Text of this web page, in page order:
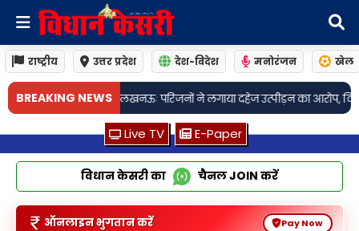
राष्ट्रीय उत्तर प्रदेश देश-विदेश मनोरंजन खेल
BREAKING NEWS
दहेज उत्पीड़न का आरोप, विवाहिता की संदिग्ध परिस्थितियों में मौत, पति
Live TV E-Paper
विधान केसरी का चैनलJOIN करें
ऑनलाइन भुगतान करें Pay Now